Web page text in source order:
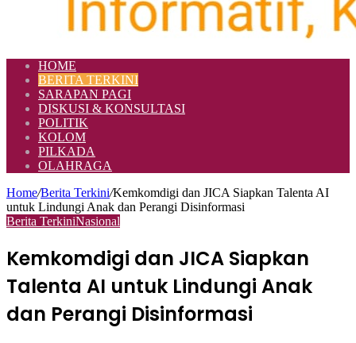
HOME
BERITA TERKINI
SARAPAN PAGI
DISKUSI & KONSULTASI
POLITIK
KOLOM
PILKADA
OLAHRAGA
Home/Berita Terkini/Kemkomdigi dan JICA Siapkan Talenta AI
untuk Lindungi Anak dan Perangi Disinformasi
Berita TerkiniNasional
Kemkomdigi dan JICA Siapkan
Talenta AI untuk Lindungi Anak
dan Perangi Disinformasi